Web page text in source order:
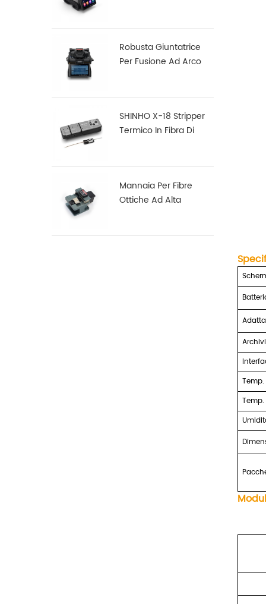
Robusta Giuntatrice
Per Fusione Ad Arco
SHINHO X-18 Stripper
Termico In Fibra Di
Mannaia Per Fibre
Ottiche Ad Alta